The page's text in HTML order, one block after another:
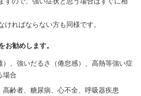
ければならない方も同様です。
お勧めします。
）、強いだるさ（倦怠感）、高熱等強い症
場合
高齢者、糖尿病、心不全、呼吸器疾患